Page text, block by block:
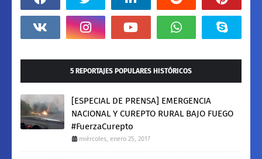
5 REPORTAJES POPULARES HISTÓRICOS
[ESPECIAL DE PRENSA] EMERGENCIA
NACIONAL Y CUREPTO RURAL BAJO FUEGO
#FuerzaCurepto
miércoles, enero 25, 2017